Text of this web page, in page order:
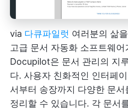
via 다큐파일럿 여러분의 삶
고급 문서 자동화 소프트웨어
Docupilot은 문서 관리의 지
다. 사용자 친화적인 인터페
서부터 송장까지 다양한 문
정리할 수 있습니다. 각 문서